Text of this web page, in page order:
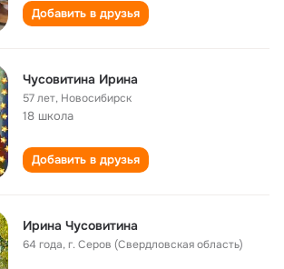
Добавить в друзья
Чусовитина Ирина
57 лет, Новосибирск
18 школа
Добавить в друзья
Ирина Чусовитина
64 года,г. Серов (Свердловская область)